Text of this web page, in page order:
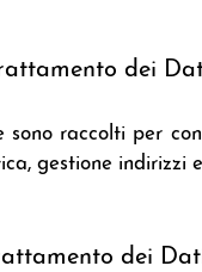
dei
sono raccolti per
gestione indirizzi
dei